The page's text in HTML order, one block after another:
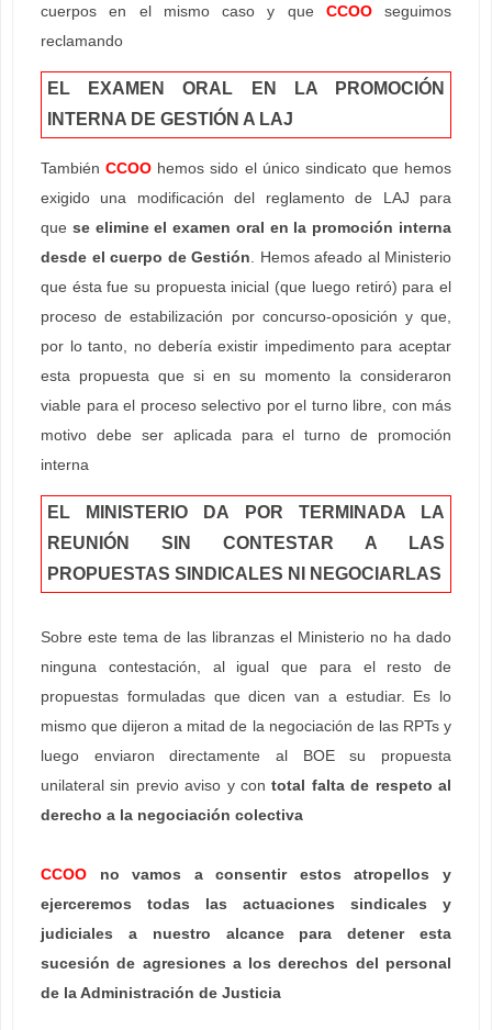
cuerpos en el mismo caso y que CCOOseguimos
reclamando
EL EXAMEN ORAL EN LA PROMOCIÓN
INTERNA DE GESTIÓN A LAJ
TambiénCCOO hemos sido el único sindicato que hemos
exigido una modificación del reglamento de LAJ para
que se elimine el examen oral en la promoción interna
desde el cuerpo de Gestión . Hemos afeado al Ministerio
que ésta fue su propuesta inicial (que luego retiró) para el
proceso de estabilización por concurso-oposición y que,
por lo tanto, no debería existir impedimento para aceptar
esta propuesta que si en su momento la consideraron
viable para el proceso selectivo por el turno libre, con más
motivo debe ser aplicada para el turno de promoción
interna
EL MINISTERIO DA POR TERMINADA LA
REUNIÓN SIN CONTESTAR A LAS
PROPUESTAS SINDICALES NI NEGOCIARLAS
Sobre este tema de las libranzas el Ministerio no ha dado
ninguna contestación, al igual que para el resto de
propuestas formuladas que dicen van a estudiar. Es lo
mismo que dijeron a mitad de la negociación de las RPTs y
luego enviaron directamente al BOE su propuesta
unilateral sin previo aviso y contotal falta de respeto al
derecho a la negociación colectiva
CCOO no vamos a consentir estos atropellos y
ejerceremos todas las actuaciones sindicales y
judiciales a nuestro alcance para detener esta
sucesión de agresiones a los derechos del personal
de la Administración de Justicia